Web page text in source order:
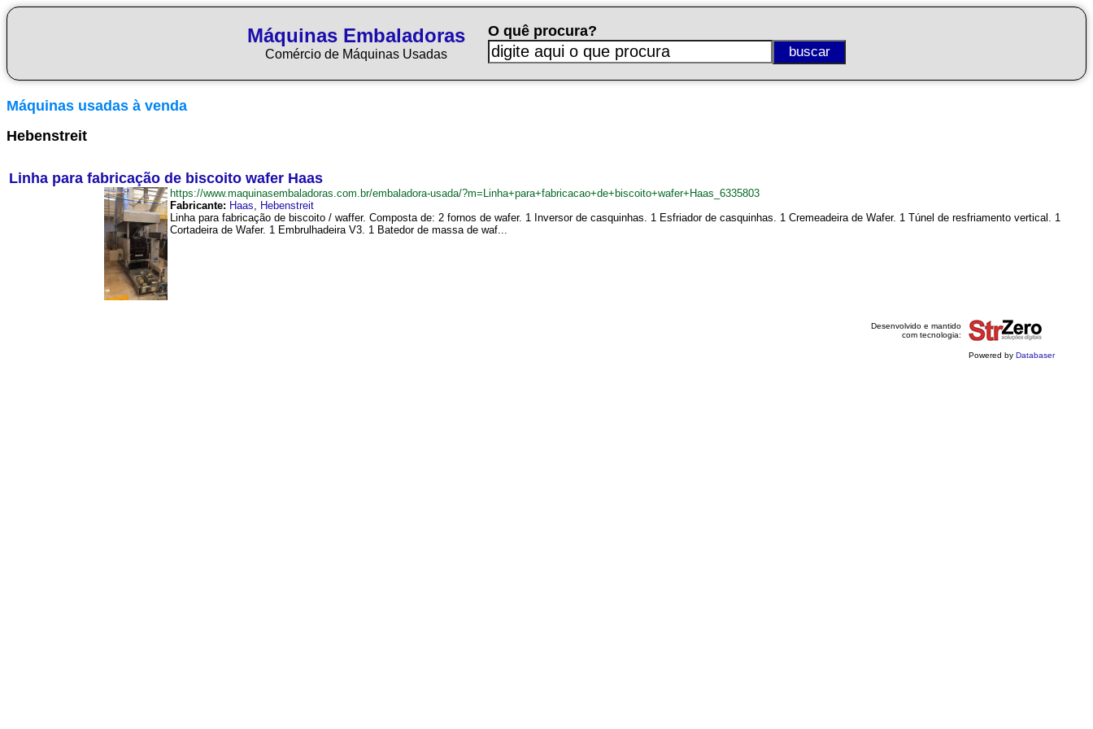
Máquinas Embaladoras
Comércio de Máquinas Usadas
O quê procura?
Máquinas usadas à venda
Hebenstreit
Linha para fabricação de biscoito wafer Haas
https://www.maquinasembaladoras.com.br/embaladora-usada/?m=Linha+para+fabricacao+de+biscoito+wafer+Haas_6335803
Fabricante: Haas, Hebenstreit
Linha para fabricação de biscoito / waffer. Composta de: 2 fornos de wafer. 1 Inversor de casquinhas. 1 Esfriador de casquinhas. 1 Cremeadeira de Wafer. 1 Túnel de resfriamento vertical. 1
Cortadeira de Wafer. 1 Embrulhadeira V3. 1 Batedor de massa de waf...
Desenvolvido e mantido
com tecnologia:
Powered by Databaser